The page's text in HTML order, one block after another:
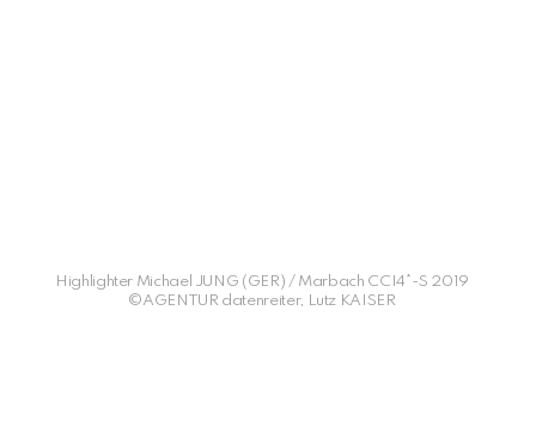
Highlighter Michael JUNG (GER) / Marbach CCI4*-S 2019
©AGENTUR datenreiter, Lutz KAISER